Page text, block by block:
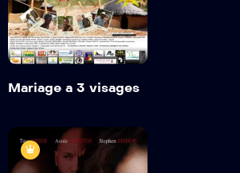
Détails
Mariage a 3 visages